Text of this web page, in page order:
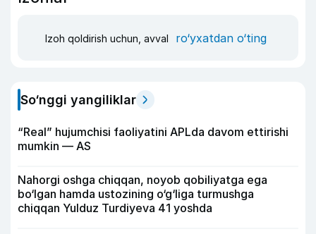
Izoh qoldirish uchun, avval ro‘yxatdan o‘ting
So‘nggi yangiliklar
“Real” hujumchisi faoliyatini APLda davom ettirishi
mumkin — AS
Nahorgi oshga chiqqan, noyob qobiliyatga ega
bo‘lgan hamda ustozining o‘g‘liga turmushga
chiqqan Yulduz Turdiyeva 41 yoshda